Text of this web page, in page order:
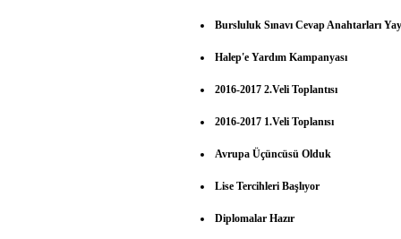
Bursluluk Sınavı Cevap Anahtarları
Halep'e Yardım Kampanyası
2016-2017 2.Veli Toplantısı
2016-2017 1.Veli Toplanısı
Avrupa Üçüncüsü Olduk
Lise Tercihleri Başlıyor
Diplomalar Hazır